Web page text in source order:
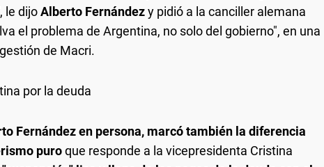
le dijoAlberto Fernándezy pidió a la canciller alemana
el problema de Argentina, no solo del gobierno", en una
de Macri.
por la deuda
Fernández en persona, marcó también la diferencia
puroque responde a la vicepresidenta Cristina